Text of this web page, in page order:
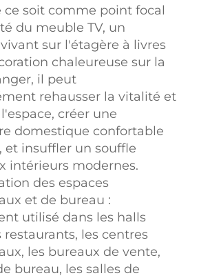
ce soit comme point focal
du meuble TV, un
sur l'étagère à livres
chaleureuse sur la
il peut
rehausser la vitalité et
créer une
domestique confortable
et insuffler un souffle
intérieurs modernes.
des espaces
et de bureau :
utilisé dans les halls
restaurants, les centres
les bureaux de vente,
bureau, les salles de